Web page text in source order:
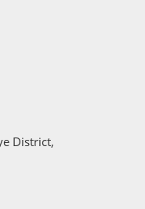
District,